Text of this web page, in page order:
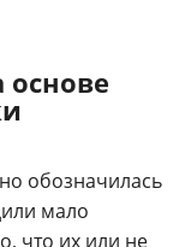
основе
обозначилась
мало
что их или не